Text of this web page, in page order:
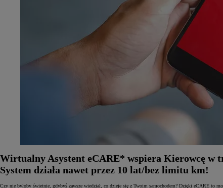
Wirtualny Asystent eCARE* wspiera Kierowcę w
System działa nawet przez 10 lat/bez limitu km!
Czy nie byłoby świetnie, gdybyś zawsze wiedział, co dzieje się z Twoim samochodem? Dzięki eCARE to